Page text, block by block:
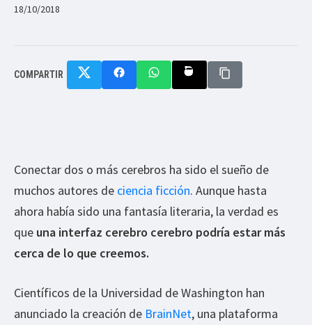
18/10/2018
COMPARTIR
Conectar dos o más cerebros ha sido el sueño de
muchos autores de ciencia ficción. Aunque hasta
ahora había sido una fantasía literaria, la verdad es
que una interfaz cerebro cerebro podría estar más
cerca de lo que creemos.
Científicos de la Universidad de Washington han
anunciado la creación de BrainNet, una plataforma